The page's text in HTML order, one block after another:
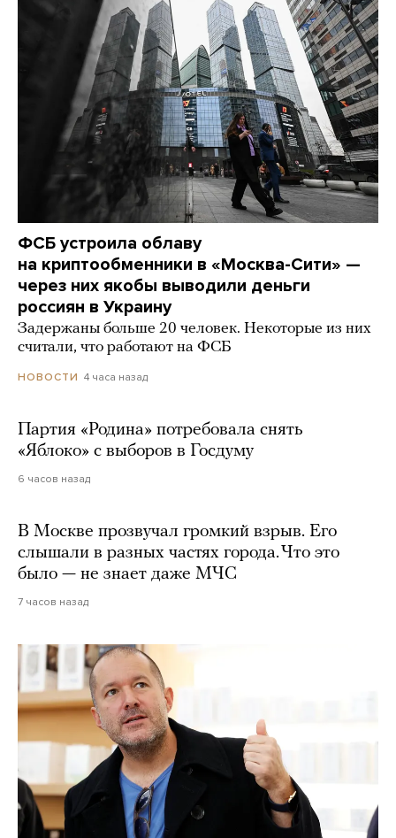
ФСБ устроила облаву
на криптообменники в «Москва-Сити» —
через них якобы выводили деньги
россиян в Украину
Задержаны больше 20 человек. Некоторые из них
считали, что работают на ФСБ
НОВОСТИ 4 часа назад
Партия «Родина» потребовала снять
«Яблоко» с выборов в Госдуму
6 часов назад
В Москве прозвучал громкий взрыв. Его
слышали в разных частях города. Что это
было — не знает даже МЧС
7 часов назад